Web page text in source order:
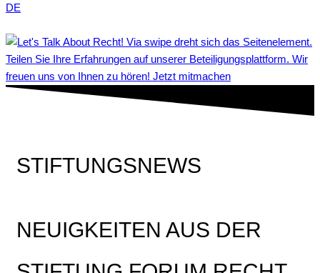
DE
Teilen Sie Ihre Erfahrungen auf unserer Beteiligungsplattform. Wir
freuen uns von Ihnen zu hören! Jetzt mitmachen
STIFTUNGSNEWS
NEUIGKEITEN AUS DER